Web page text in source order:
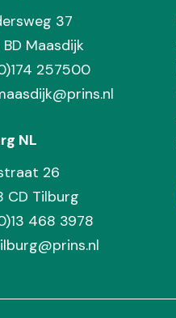
37
Maasdijk
257500
NL
26
CD Tilburg
468 3978